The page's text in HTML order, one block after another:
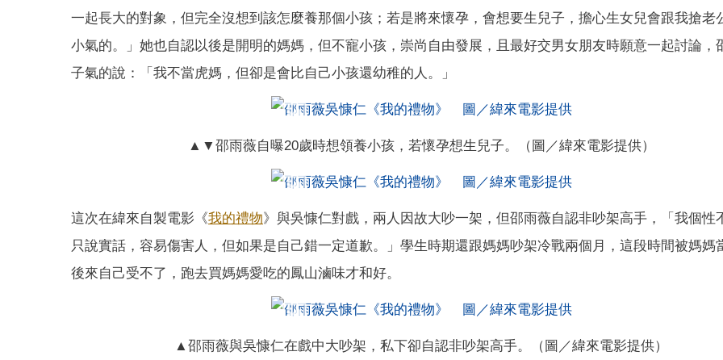
一起長大的對象，但完全沒想到該怎麼養那個小孩；若是將來懷孕，會想要生兒子，擔心生女兒會跟我搶老
小氣的。」她也自認以後是開明的媽媽，但不寵小孩，崇尚自由發展，且最好交男女朋友時願意一起討論，
子氣的說：「我不當虎媽，但卻是會比自己小孩還幼稚的人。」
▲▼邵雨薇自曝20歲時想領養小孩，若懷孕想生兒子。（圖／緯來電影提供）
這次在緯來自製電影《我的禮物》與吳慷仁對戲，兩人因故大吵一架，但邵雨薇自認非吵架高手，「我個性
只說實話，容易傷害人，但如果是自己錯一定道歉。」學生時期還跟媽媽吵架冷戰兩個月，這段時間被媽媽
後來自己受不了，跑去買媽媽愛吃的鳳山滷味才和好。
▲邵雨薇與吳慷仁在戲中大吵架，私下卻自認非吵架高手。（圖／緯來電影提供）